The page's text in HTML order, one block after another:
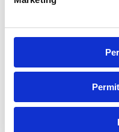
¿Quiénes
Impuesto a la
2025 en